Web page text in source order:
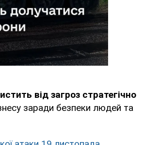
від загроз стратегічно
заради безпеки людей та